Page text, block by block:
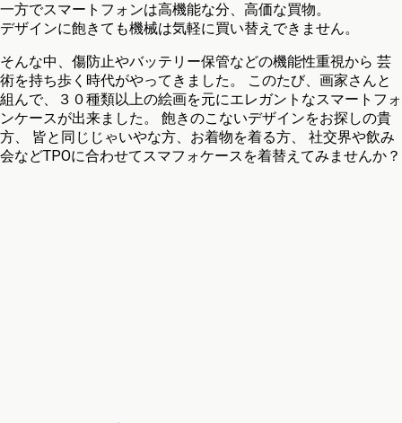
一方でスマートフォンは高機能な分、高価な買物。
デザインに飽きても機械は気軽に買い替えできません。
そんな中、傷防止やバッテリー保管などの機能性重視から 芸
術を持ち歩く時代がやってきました。 このたび、画家さんと
組んで、３０種類以上の絵画を元にエレガントなスマートフォ
ンケースが出来ました。 飽きのこないデザインをお探しの貴
方、 皆と同じじゃいやな方、お着物を着る方、 社交界や飲み
会などTPOに合わせてスマフォケースを着替えてみませんか？